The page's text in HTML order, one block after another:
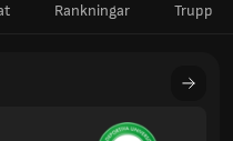
Rankningar Trupp